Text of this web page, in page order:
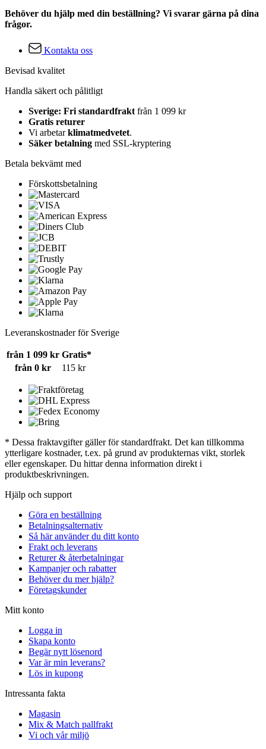
Behöver du hjälp med din beställning? Vi svarar gärna på dina
frågor.
Kontakta oss
Bevisad kvalitet
Handla säkert och pålitligt
Sverige: Fri standardfrakt från 1 099 kr
Gratis returer
Vi arbetarklimatmedvetet.
Säker betalning med SSL-kryptering
Betala bekvämt med
Förskottsbetalning
Leveranskostnader för Sverige
från 1 099 kr Gratis*
från 0 kr
115 kr
* Dessa fraktavgifter gäller för standardfrakt. Det kan tillkomma
ytterligare kostnader, t.ex. på grund av produkternas vikt, storlek
eller egenskaper. Du hittar denna information direkt i
produktbeskrivningen.
Hjälp och support
Göra en beställning
Betalningsalternativ
Så här använder du ditt konto
Frakt och leverans
Returer & återbetalningar
Kampanjer och rabatter
Behöver du mer hjälp?
Företagskunder
Mitt konto
Logga in
Skapa konto
Begär nytt lösenord
Var är min leverans?
Lös in kupong
Intressanta fakta
Magasin
Mix & Match pallfrakt
Vi och vår miljö